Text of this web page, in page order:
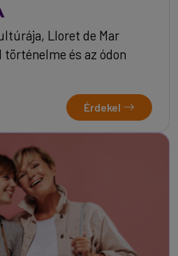
Lloret de Mar
és az ódon
Érdekel